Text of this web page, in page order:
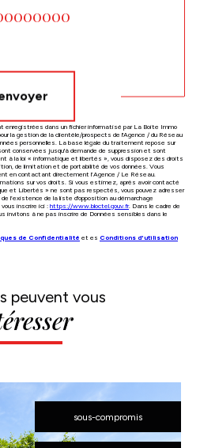
enregistrées dans un fichier informatisé par La Boite Immo
la gestion de la clientèle/prospects de l'Agence / du Réseau
personnelles. La base légale du traitement repose sur
conservées jusqu'à demande de suppression et sont
à la loi « informatique et libertés », vous disposez des droits
de limitation et de portabilité de vos données. Vous
en contactant directement l’Agence / Le Réseau.
sur vos droits. Si vous estimez, après avoir contacté
et Libertés » ne sont pas respectés, vous pouvez adresser
l’existence de la liste d'opposition au démarchage
inscrire ici : https://www.bloctel.gouv.fr. Dans le cadre de
invitons à ne pas inscrire de Données sensibles dans le
de Confidentialité et es Conditions d'utilisation
peuvent vous
sous-compromis